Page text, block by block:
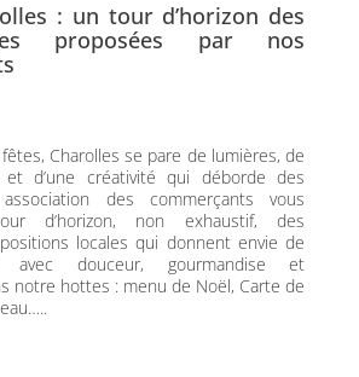
: un tour d’horizon des
proposées par nos
fêtes, Charolles se pare de lumières, de
et d’une créativité qui déborde des
des commerçants vous
d’horizon, non exhaustif, des
locales qui donnent envie de
avec douceur, gourmandise et
notre hottes : menu de Noël, Carte de